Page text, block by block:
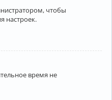
чтобы
настроек.
время не